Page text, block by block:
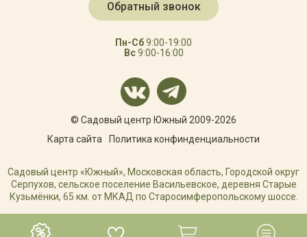
Обратный звонок
Пн-Сб9:00-19:00
Вс9:00-16:00
© Садовый центр Южный 2009-2026
Карта сайта
Политика конфинденциальности
Садовый центр «Южный», Московская область, Городской округ
Серпухов, сельское поселение Васильевское, деревня Старые
Кузьмёнки, 65 км. от МКАД по Старосимферопольскому шоссе.